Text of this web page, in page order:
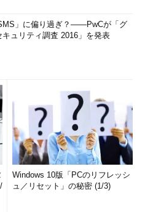
」に偏り過ぎ？――PwCが「グ
キュリティ調査 2016」を発表
Windows 10版「PCのリフレッシ
ュ／リセット」の秘密 (1/3)